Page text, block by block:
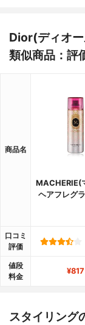
Dior(ディオ
類似商品：評
商品名
MACHERIE(
ヘアフレグ
口コミ
評価
値段
料金
¥817
スタイリング